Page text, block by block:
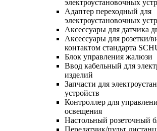
электроустановочных
Адаптер переходный для
электроустановочных
Аксессуары для датчика
Аксессуары для розетки/
контактом стандарта
Блок управления жалюзи
Ввод кабельный для
изделий
Запчасти для
устройств
Контроллер для
освещения
Настольный розеточный
Передатчик/пульт